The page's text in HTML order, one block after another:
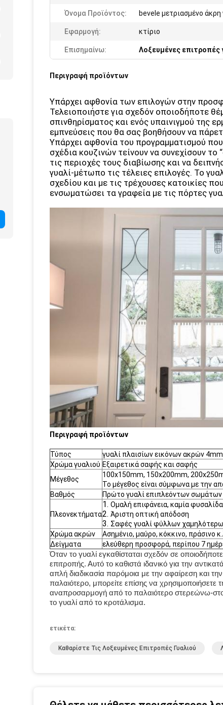
Όνομα Προϊόντος: bevele μετριασμένο άκρη
Εφαρμογή: κτίριο
Επισημαίνω: Λοξευμένες επιτροπές
Περιγραφή προϊόντων
Υπάρχει αφθονία των επιλογών στην
Τελειοποιήστε για σχεδόν οποιοδήποτε
σπινθηρίσματος και ενός υπαινιγμού της
εμπνεύσεις που θα σας βοηθήσουν να
Υπάρχει αφθονία του προγραμματισμού που
σχέδια κουζινών τείνουν να συνεχίσουν το
τις περιοχές τους διαβίωσης και να
γυαλί-μέτωπο τις τέλειες επιλογές. Το
σχεδίου και με τις τρέχουσες κατοικίες
ενσωματώσει τα γραφεία με τις πόρτες
Περιγραφή προϊόντων
Τύπος
γυαλί πλαισίων εικόνων ακρών
Χρώμα γυαλιού Εξαιρετικά σαφής και σαφής
Μέγεθος
100x150mm, 150x200mm,
Το μέγεθος είναι σύμφωνα με την
Βαθμός
Πρώτο γυαλί επιπλεόντων
Πλεονεκτήματα
1. Ομαλή επιφάνεια, καμία
2. Άριστη οπτική απόδοση
3. Σαφές γυαλί φύλλων
Χρώμα ακρών
Ασημένιο, μαύρο, κόκκινο, πράσινο
Δείγματα
ελεύθερη προσφορά, περίπου 7
Όταν το γυαλί εγκαθίσταται σχεδόν σε
επιτροπής. Αυτό το καθιστά ιδανικό για την
απλή διαδικασία παρόμοια με την αφαίρεση και
παλαιότερο, μπορείτε επίσης να χρησιμοποιήσετε
αναπροσαρμογή από το παλαιότερο στερεώνω-
το γυαλί από το κροτάλισμα.
ετικέτα:
Καθαρίστε Τις Λοξευμένες Επιτροπές Γυαλιού